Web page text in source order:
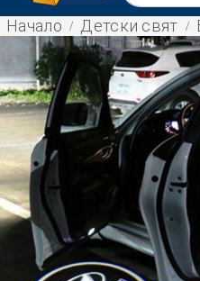
Начало Детски свят